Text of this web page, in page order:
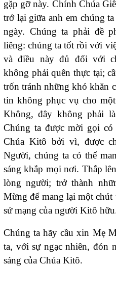
gặp gỡ này. Chính Chúa
trở lại giữa anh em chúng
ngày. Chúng ta phải đề
liêng: chúng ta tốt rồi với
và điều này đủ đối với
không phải quên thực tại;
trốn tránh những khó khăn
tin không phục vụ cho
Không, đây không phải
Chúng ta được mời gọi
Chúa Kitô bởi vì, được
Người, chúng ta có thể
sáng khắp mọi nơi. Thắp
lòng người; trở thành
Mừng để mang lại một
sứ mạng của người Kitô
Chúng ta hãy cầu xin Mẹ
ta, với sự ngạc nhiên, đón
sáng của Chúa Kitô.